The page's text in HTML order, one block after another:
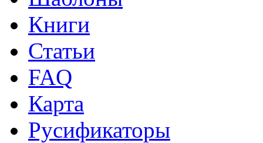
Книги
Статьи
FAQ
Карта
Русификаторы